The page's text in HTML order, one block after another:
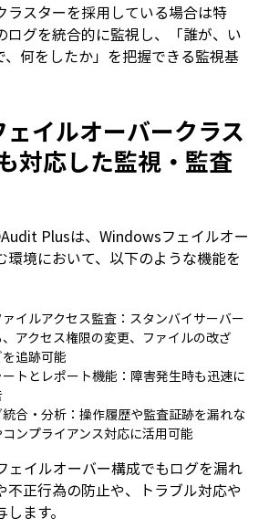
ラスターを採用している場合は特
ログを統合的に監視し、「誰が、い
、何をしたか」を把握できる監視基
イルオーバークラス
対応した監視・監査
Plusは、Windowsフェイルオー
環境において、以下のような機能を
イルアクセス監査：スタンバイサーバー
アクセス権限の変更、ファイルの改ざ
追跡可能
トとレポート機能：障害発生時も迅速に
合・分析：操作履歴や監査証跡を漏れな
ンプライアンス対応に活用可能
ェイルオーバー構成でもログを漏れ
不正行為の防止や、トラブル対応や
ます。